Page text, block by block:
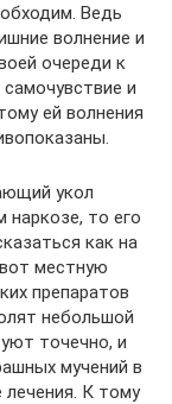
Ведь
волнение и
очереди к
и
ей волнения
укол
то его
как на
местную
препаратов
небольшой
точечно, и
мучений в
лечения. К тому